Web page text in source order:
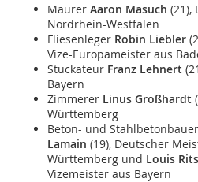
Maurer Aaron Masuch (21),
Nordrhein-Westfalen
Fliesenleger Robin Liebler
Vize-Europameister aus
Stuckateur Franz Lehnert
Bayern
Zimmerer Linus Großhardt
Württemberg
Beton- und
Lamain (19), Deutscher
Württemberg und Louis
Vizemeister aus Bayern